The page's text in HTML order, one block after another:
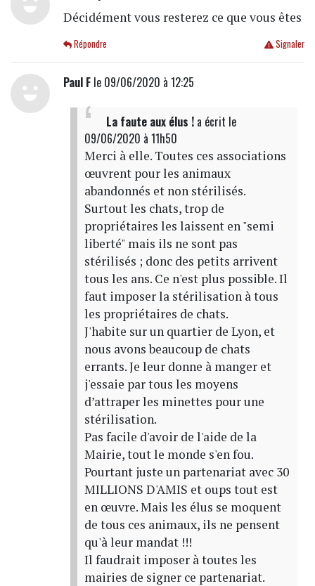
Décidément vous resterez ce que vous êtes
Signaler
Répondre
Paul Fle 09/06/2020 à 12:25
La faute aux élus !a écrit le
09/06/2020 à 11h50
Merci à elle. Toutes ces associations
œuvrent pour les animaux
abandonnés et non stérilisés.
Surtout les chats, trop de
propriétaires les laissent en "semi
liberté" mais ils ne sont pas
stérilisés ; donc des petits arrivent
tous les ans. Ce n'est plus possible. Il
faut imposer la stérilisation à tous
les propriétaires de chats.
J'habite sur un quartier de Lyon, et
nous avons beaucoup de chats
errants. Je leur donne à manger et
j'essaie par tous les moyens
d’attraper les minettes pour une
stérilisation.
Pas facile d'avoir de l'aide de la
Mairie, tout le monde s'en fou.
Pourtant juste un partenariat avec 30
MILLIONS D'AMIS et oups tout est
en œuvre. Mais les élus se moquent
de tous ces animaux, ils ne pensent
qu'à leur mandat !!!
Il faudrait imposer à toutes les
mairies de signer ce partenariat.